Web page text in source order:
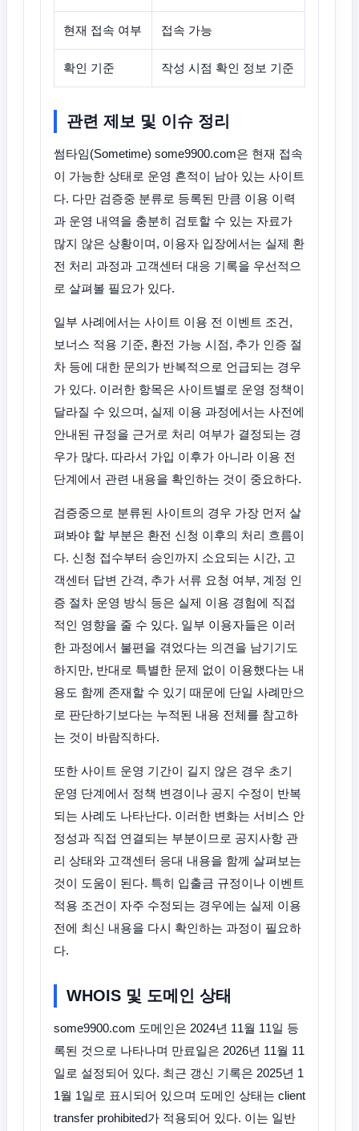
현재 접속 여부 접속 가능
확인 기준 작성 시점 확인 정보 기준
관련 제보 및 이슈 정리
썸타임(Sometime) some9900.com은 현재 접속
이 가능한 상태로 운영 흔적이 남아 있는 사이트
다. 다만 검증중 분류로 등록된 만큼 이용 이력
과 운영 내역을 충분히 검토할 수 있는 자료가
많지 않은 상황이며, 이용자 입장에서는 실제 환
전 처리 과정과 고객센터 대응 기록을 우선적으
로 살펴볼 필요가 있다.
일부 사례에서는 사이트 이용 전 이벤트 조건,
보너스 적용 기준, 환전 가능 시점, 추가 인증 절
차 등에 대한 문의가 반복적으로 언급되는 경우
가 있다. 이러한 항목은 사이트별로 운영 정책이
달라질 수 있으며, 실제 이용 과정에서는 사전에
안내된 규정을 근거로 처리 여부가 결정되는 경
우가 많다. 따라서 가입 이후가 아니라 이용 전
단계에서 관련 내용을 확인하는 것이 중요하다.
검증중으로 분류된 사이트의 경우 가장 먼저 살
펴봐야 할 부분은 환전 신청 이후의 처리 흐름이
다. 신청 접수부터 승인까지 소요되는 시간, 고
객센터 답변 간격, 추가 서류 요청 여부, 계정 인
증 절차 운영 방식 등은 실제 이용 경험에 직접
적인 영향을 줄 수 있다. 일부 이용자들은 이러
한 과정에서 불편을 겪었다는 의견을 남기기도
하지만, 반대로 특별한 문제 없이 이용했다는 내
용도 함께 존재할 수 있기 때문에 단일 사례만으
로 판단하기보다는 누적된 내용 전체를 참고하
는 것이 바람직하다.
또한 사이트 운영 기간이 길지 않은 경우 초기
운영 단계에서 정책 변경이나 공지 수정이 반복
되는 사례도 나타난다. 이러한 변화는 서비스 안
정성과 직접 연결되는 부분이므로 공지사항 관
리 상태와 고객센터 응대 내용을 함께 살펴보는
것이 도움이 된다. 특히 입출금 규정이나 이벤트
적용 조건이 자주 수정되는 경우에는 실제 이용
전에 최신 내용을 다시 확인하는 과정이 필요하
다.
WHOIS 및 도메인 상태
some9900.com 도메인은 2024년 11월 11일 등
록된 것으로 나타나며 만료일은 2026년 11월 11
일로 설정되어 있다. 최근 갱신 기록은 2025년 1
1월 1일로 표시되어 있으며 도메인 상태는 client
transfer prohibited가 적용되어 있다. 이는 일반